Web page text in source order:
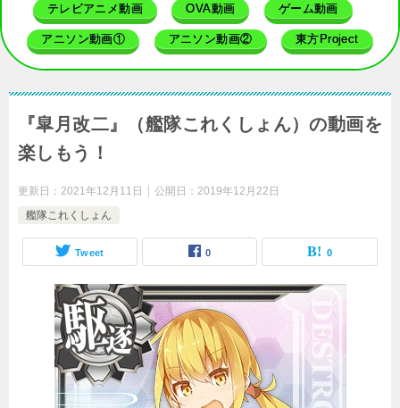
テレビアニメ動画 OVA動画 ゲーム動画
アニソン動画① アニソン動画② 東方Project
『皐月改二』（艦隊これくしょん）の動画を
楽しもう！
更新日： 2021年12月11日 公開日： 2019年12月22日
艦隊これくしょん
Tweet 0 0